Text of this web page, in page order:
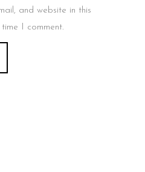
and website in this
I comment.